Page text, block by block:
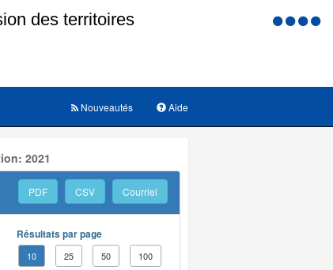
Menu
Aide
Nouveautés
2021
PDF CSV Courriel
Résultats par page
10 25 50 100